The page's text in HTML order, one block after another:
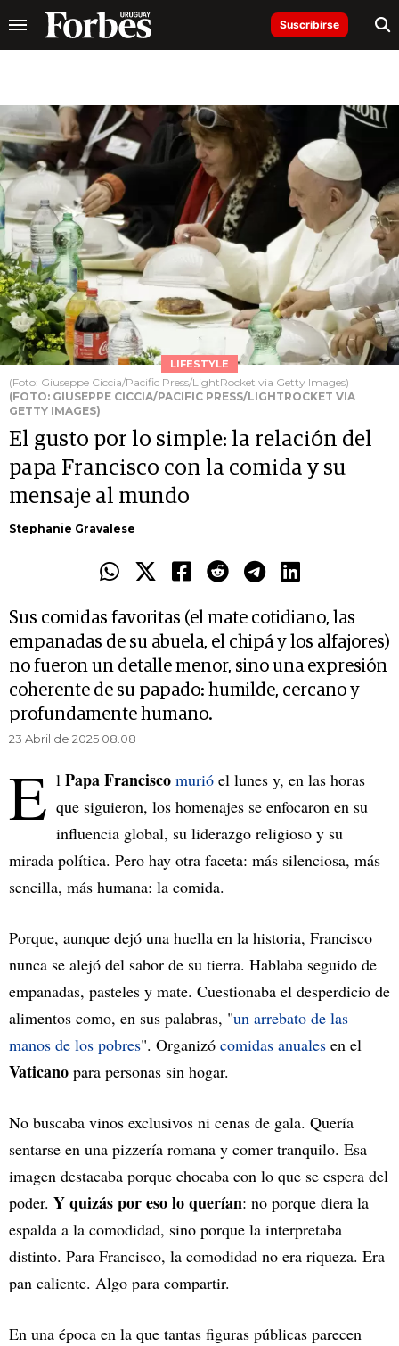
Suscribirse
LIFESTYLE
(Foto: Giuseppe Ciccia/Pacific Press/LightRocket via Getty Images)
(FOTO: GIUSEPPE CICCIA/PACIFIC PRESS/LIGHTROCKET VIA
GETTY IMAGES)
El gusto por lo simple: la relación del
papa Francisco con la comida y su
mensaje al mundo
Stephanie Gravalese
Sus comidas favoritas (el mate cotidiano, las
empanadas de su abuela, el chipá y los alfajores)
no fueron un detalle menor, sino una expresión
coherente de su papado: humilde, cercano y
profundamente humano.
23 Abril de 2025 08.08
E l Papa Francisco murió el lunes y, en las horas
que siguieron, los homenajes se enfocaron en su
influencia global, su liderazgo religioso y su
mirada política. Pero hay otra faceta: más silenciosa, más
sencilla, más humana: la comida.
Porque, aunque dejó una huella en la historia, Francisco
nunca se alejó del sabor de su tierra. Hablaba seguido de
empanadas, pasteles y mate. Cuestionaba el desperdicio de
alimentos como, en sus palabras, "un arrebato de las
manos de los pobres". Organizó comidas anuales en el
Vaticano para personas sin hogar.
No buscaba vinos exclusivos ni cenas de gala. Quería
sentarse en una pizzería romana y comer tranquilo. Esa
imagen destacaba porque chocaba con lo que se espera del
poder. Y quizás por eso lo querían: no porque diera la
espalda a la comodidad, sino porque la interpretaba
distinto. Para Francisco, la comodidad no era riqueza. Era
pan caliente. Algo para compartir.
En una época en la que tantas figuras públicas parecen